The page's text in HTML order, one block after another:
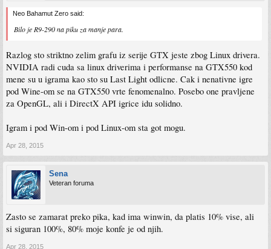
Neo Bahamut Zero said:
Bilo je R9-290 na piku za manje para.
Razlog sto striktno zelim grafu iz serije GTX jeste zbog Linux drivera.
NVIDIA radi cuda sa linux driverima i performanse na GTX550 kod
mene su u igrama kao sto su Last Light odlicne. Cak i nenativne igre
pod Wine-om se na GTX550 vrte fenomenalno. Posebo one pravljene
za OpenGL, ali i DirectX API igrice idu solidno.
Igram i pod Win-om i pod Linux-om sta got mogu.
Apr 28, 2015
Sena
Veteran foruma
Zasto se zamarat preko pika, kad ima winwin, da platis 10% vise, ali
si siguran 100%, 80% moje konfe je od njih.
Apr 28, 2015